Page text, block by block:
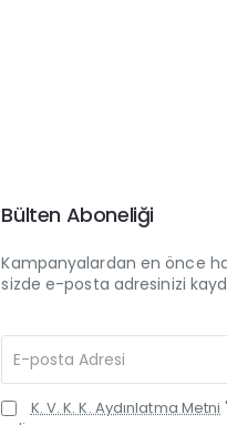
Bülten Aboneliği
Kampanyalardan en önce
sizde e-posta adresinizi
posta
Adresi
K. V. K. K. Aydınlatma Metni